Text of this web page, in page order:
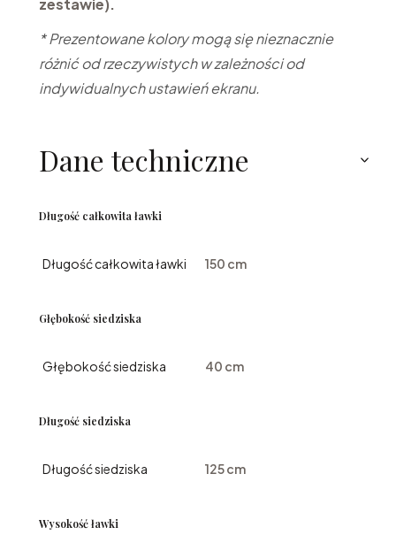
zestawie).
* Prezentowane kolory mogą się nieznacznie
różnić od rzeczywistych w zależności od
indywidualnych ustawień ekranu.
Dane techniczne
Długość całkowita ławki
Długość całkowita ławki 150 cm
Głębokość siedziska
Głębokość siedziska 40 cm
Długość siedziska
Długość siedziska 125 cm
Wysokość ławki